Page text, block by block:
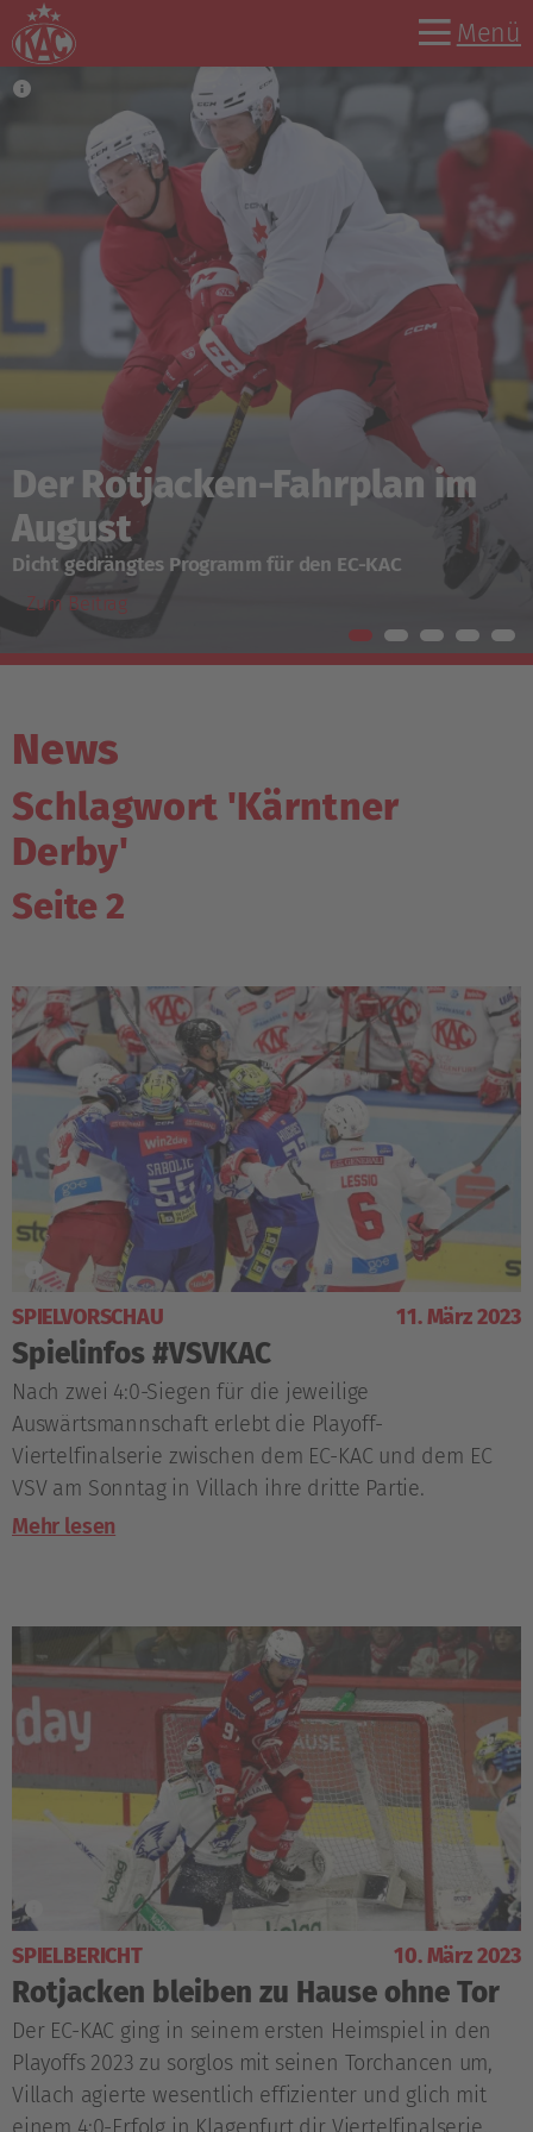
Menü
Informationen für Fans zu
den CHL-Auswärtsspielen
Ticketing-Informationen für Hamar und Krefeld
Zum Beitrag
News
Schlagwort 'Kärntner
Derby'
Seite 2
SPIELVORSCHAU 11. März 2023
Spielinfos #VSVKAC
Nach zwei 4:0-Siegen für die jeweilige
Auswärtsmannschaft erlebt die Playoff-
Viertelfinalserie zwischen dem EC-KAC und dem EC
VSV am Sonntag in Villach ihre dritte Partie.
Mehr lesen
SPIELBERICHT 10. März 2023
Rotjacken bleiben zu Hause ohne Tor
Der EC-KAC ging in seinem ersten Heimspiel in den
Playoffs 2023 zu sorglos mit seinen Torchancen um,
Villach agierte wesentlich effizienter und glich mit